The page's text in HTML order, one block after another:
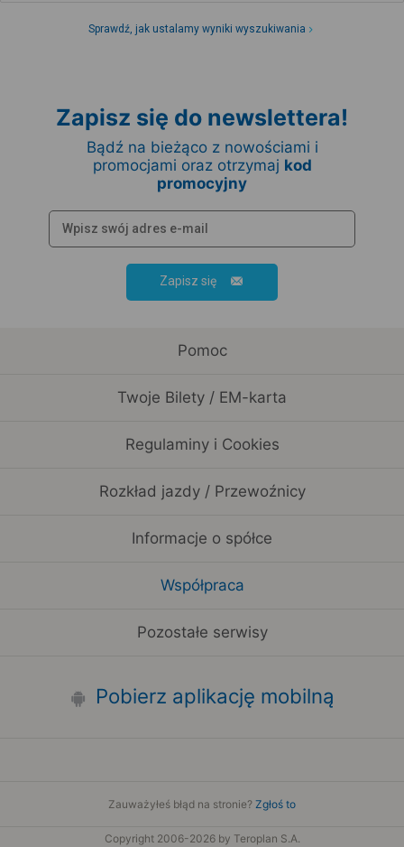
Sprawdź, jak ustalamy wyniki wyszukiwania
Zapisz się do newslettera!
Bądź na bieżąco z nowościami i
promocjami oraz otrzymaj kod
promocyjny
Zapisz się
Pomoc
Twoje Bilety / EM-karta
Regulaminy i Cookies
Rozkład jazdy / Przewoźnicy
Informacje o spółce
Współpraca
Pozostałe serwisy
Pobierz aplikację mobilną
Zauważyłeś błąd na stronie? Zgłoś to
Copyright 2006-2026 by Teroplan S.A.